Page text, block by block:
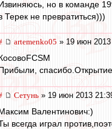
но в команде
Терек не превратиться)))
artemenko05 » 19 июн
Сетунь » 19 июн 2013
Валентинович:)
всегда играл